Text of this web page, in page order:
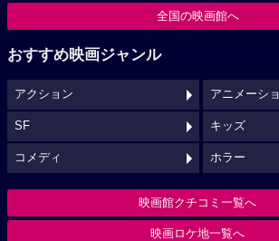
全国の映画館へ
おすすめ映画ジャンル
アクション アニメーシ
SF キッズ
コメディ ホラー
映画館クチコミ一覧へ
映画ロケ地一覧へ